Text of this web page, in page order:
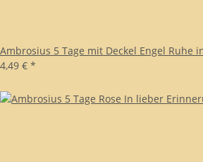
Ambrosius 5 Tage mit Deckel Engel Ruhe
4,49 € *